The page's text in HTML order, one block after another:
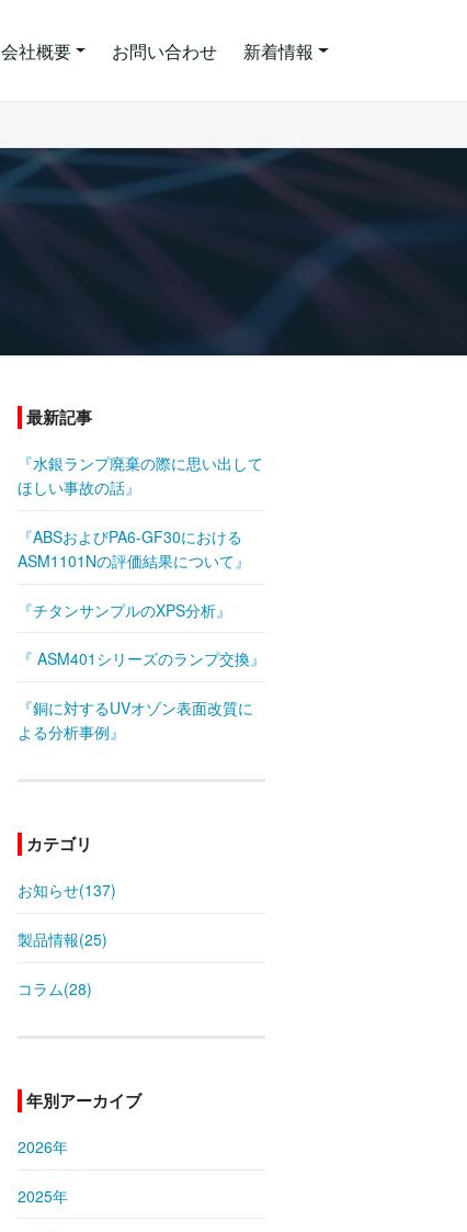
会社概要 お問い合わせ 新着情報
最新記事
『水銀ランプ廃棄の際に思い出して
ほしい事故の話』
『ABSおよびPA6-GF30における
ASM1101Nの評価結果について』
『チタンサンプルのXPS分析』
『 ASM401シリーズのランプ交換』
『銅に対するUVオゾン表面改質に
よる分析事例』
カテゴリ
お知らせ(137)
製品情報(25)
コラム(28)
年別アーカイブ
2026年
2025年